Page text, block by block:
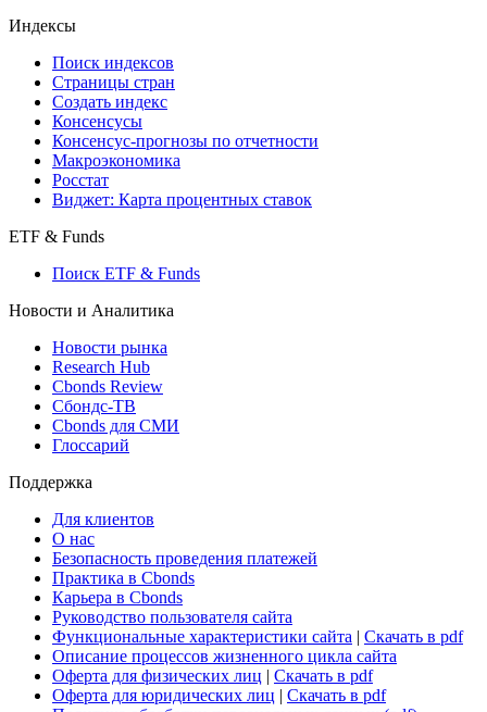
Индексы
Поиск индексов
Страницы стран
Создать индекс
Консенсусы
Консенсус-прогнозы по отчетности
Макроэкономика
Росстат
Виджет: Карта процентных ставок
ETF & Funds
Поиск ETF & Funds
Новости и Аналитика
Новости рынка
Research Hub
Cbonds Review
Сбондс-ТВ
Cbonds для СМИ
Глоссарий
Поддержка
Для клиентов
О нас
Безопасность проведения платежей
Практика в Cbonds
Карьера в Cbonds
Руководство пользователя сайта
Функциональные характеристики сайта | Скачать в pdf
Описание процессов жизненного цикла сайта
Оферта для физических лиц | Скачать в pdf
Оферта для юридических лиц | Скачать в pdf